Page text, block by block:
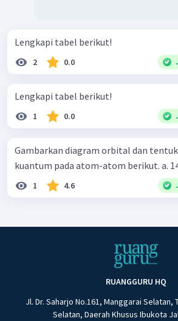
Lengkapi tabel berikut!
2 0.0
Lengkapi tabel berikut!
1 0.0
Gambarkan diagram orbital dan
kuantum pada atom-
1 4.6
RUANGGURU HQ
Jl. Dr. Saharjo No.161, Manggarai
Selatan, Daerah Khusus Ibukota